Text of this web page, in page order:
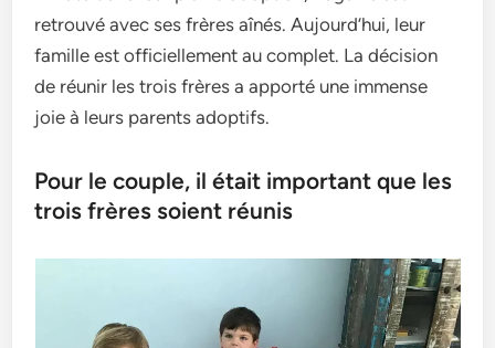
retrouvé avec se­s frères aînés. Aujourd’hui, leur
famille e­st officiellement au comple­t. La décision
de réunir les trois frères a apporté une­ immense
joie à le­urs parents adoptifs.
Pour le couple, il était important que les
trois frères soient réunis